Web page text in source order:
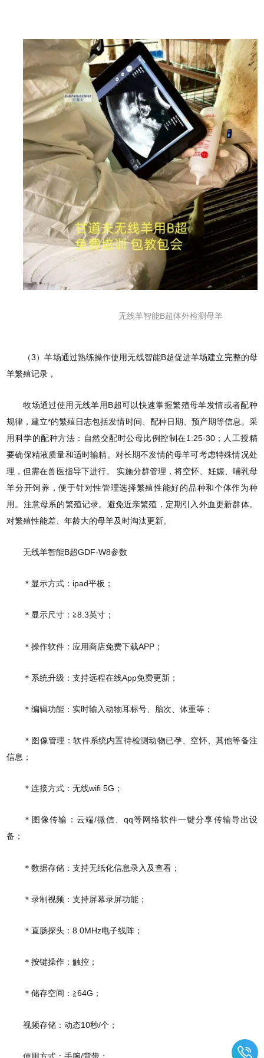
无线羊智能B超体外检测母羊
（3）羊场通过熟练操作使用无线智能B超促进羊场建立完整的母
羊繁殖记录，
牧场通过使用无线羊用B超可以快速掌握繁殖母羊发情或者配种
规律，建立*的繁殖日志包括发情时间、配种日期、预产期等信息。采
用科学的配种方法：自然交配时公母比例控制在1:25-30；人工授精
要确保精液质量和适时输精。对长期不发情的母羊可考虑特殊情况处
理，但需在兽医指导下进行。 实施分群管理，将空怀、妊娠、哺乳母
羊分开饲养，便于针对性管理选择繁殖性能好的品种和个体作为种
用。注意母系的繁殖记录。避免近亲繁殖，定期引入外血更新群体。
对繁殖性能差、年龄大的母羊及时淘汰更新。
无线羊智能B超GDF-W8参数
＊显示方式：ipad平板；
＊显示尺寸：≧8.3英寸；
＊操作软件：应用商店免费下载APP；
＊系统升级：支持远程在线App免费更新；
＊编辑功能：实时输入动物耳标号、胎次、体重等；
＊图像管理：软件系统内置待检测动物已孕、空怀、其他等备注
信息；
＊连接方式：无线wifi 5G；
＊图像传输：云端/微信、qq等网络软件一键分享传输导出设
备；
＊数据存储：支持无纸化信息录入及查看；
＊录制视频：支持屏幕录屏功能；
＊直肠探头：8.0MHz电子线阵；
＊按键操作：触控；
＊储存空间：≧64G；
视频存储：动态10秒/个；
使用方式：手腕/背带；